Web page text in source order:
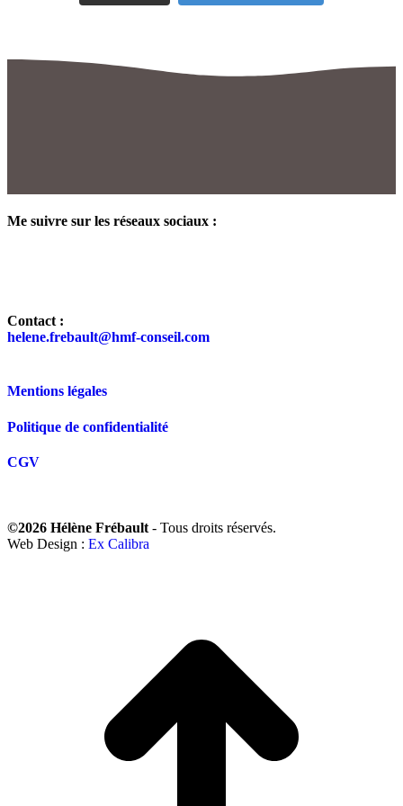
Me suivre sur les réseaux sociaux :
Contact :
helene.frebault@hmf-conseil.com
Mentions légales
Politique de confidentialité
CGV
©2026 Hélène Frébault - Tous droits réservés.
Web Design : Ex Calibra